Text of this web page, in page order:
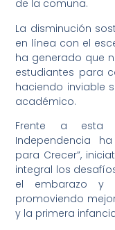
de la comuna.
La disminución
en línea con el
ha generado que
estudiantes para
haciendo inviable
académico.
Frente a esta
Independencia
para Crecer”,
integral los
el embarazo y
promoviendo
y la primera